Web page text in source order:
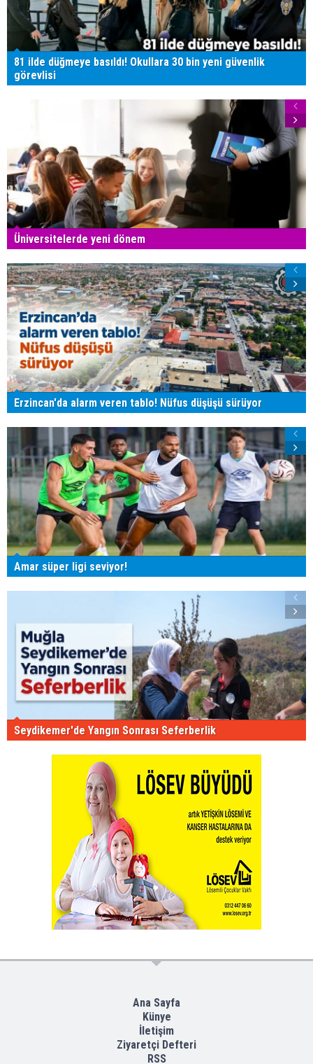
81 ilde düğmeye basıldı! Okullara 30 bin yeni güvenlik
görevlisi
Üniversitelerde yeni dönem
Erzincan'da alarm veren tablo! Nüfus düşüşü sürüyor
Amar süper ligi seviyor!
Seydikemer'de Yangın Sonrası Seferberlik
Ana Sayfa
Künye
İletişim
Ziyaretçi Defteri
RSS